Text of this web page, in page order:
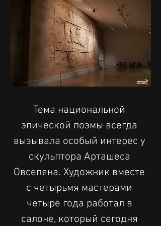
Тема национальной
эпической поэмы всегда
вызывала особый интерес у
скульптора Арташеса
Овсепяна. Художник вместе
с четырьмя мастерами
четыре года работал в
салоне, который сегодня